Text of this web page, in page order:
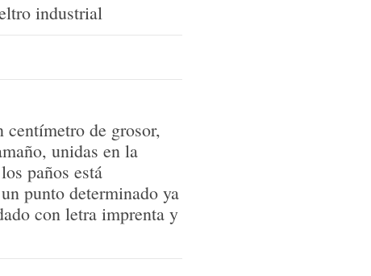
industrial
de grosor,
unidas en la
paños está
punto determinado ya
con letra imprenta y